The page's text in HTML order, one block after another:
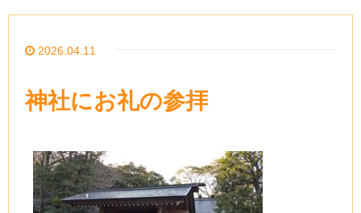
2026.04.11
神社にお礼の参拝